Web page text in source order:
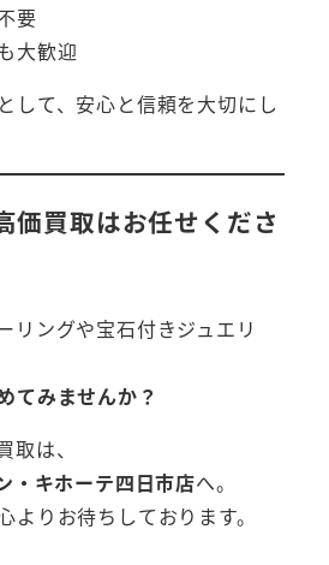
要
大歓迎
して、安心と信頼を大切にし
価買取はお任せくださ
リングや宝石付きジュエリ
てみませんか？
取は、
・キホーテ四日市店へ。
よりお待ちしております。